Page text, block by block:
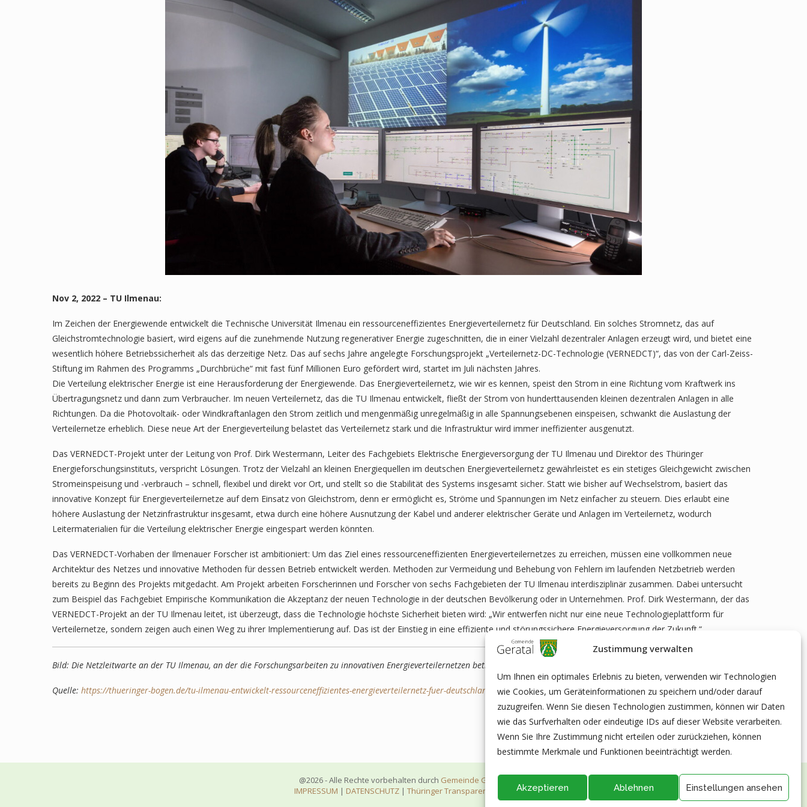
Zustimmung verwalten
Um Ihnen ein optimales Erlebnis zu bieten, verwenden wir Technologien
wie Cookies, um Geräteinformationen zu speichern und/oder darauf
zuzugreifen. Wenn Sie diesen Technologien zustimmen, können wir Daten
wie das Surfverhalten oder eindeutige IDs auf dieser Website verarbeiten.
Wenn Sie Ihre Zustimmung nicht erteilen oder zurückziehen, können
bestimmte Merkmale und Funktionen beeinträchtigt werden.
Akzeptieren Ablehnen Einstellungen ansehen
Nov 2, 2022 – TU Ilmenau:
Im Zeichen der Energiewende entwickelt die Technische Universität Ilmenau ein ressourceneffizientes Energieverteilernetz für Deutschland. Ein solches Stromnetz, das auf
Gleichstromtechnologie basiert, wird eigens auf die zunehmende Nutzung regenerativer Energie zugeschnitten, die in einer Vielzahl dezentraler Anlagen erzeugt wird, und bietet eine
wesentlich höhere Betriebssicherheit als das derzeitige Netz. Das auf sechs Jahre angelegte Forschungsprojekt „Verteilernetz-DC-Technologie (VERNEDCT)“, das von der Carl-Zeiss-
Stiftung im Rahmen des Programms „Durchbrüche“ mit fast fünf Millionen Euro gefördert wird, startet im Juli nächsten Jahres.
Die Verteilung elektrischer Energie ist eine Herausforderung der Energiewende. Das Energieverteilernetz, wie wir es kennen, speist den Strom in eine Richtung vom Kraftwerk ins
Übertragungsnetz und dann zum Verbraucher. Im neuen Verteilernetz, das die TU Ilmenau entwickelt, fließt der Strom von hunderttausenden kleinen dezentralen Anlagen in alle
Richtungen. Da die Photovoltaik- oder Windkraftanlagen den Strom zeitlich und mengenmäßig unregelmäßig in alle Spannungsebenen einspeisen, schwankt die Auslastung der
Verteilernetze erheblich. Diese neue Art der Energieverteilung belastet das Verteilernetz stark und die Infrastruktur wird immer ineffizienter ausgenutzt.
Das VERNEDCT-Projekt unter der Leitung von Prof. Dirk Westermann, Leiter des Fachgebiets Elektrische Energieversorgung der TU Ilmenau und Direktor des Thüringer
Energieforschungsinstituts, verspricht Lösungen. Trotz der Vielzahl an kleinen Energiequellen im deutschen Energieverteilernetz gewährleistet es ein stetiges Gleichgewicht zwischen
Stromeinspeisung und -verbrauch – schnell, flexibel und direkt vor Ort, und stellt so die Stabilität des Systems insgesamt sicher. Statt wie bisher auf Wechselstrom, basiert das
innovative Konzept für Energieverteilernetze auf dem Einsatz von Gleichstrom, denn er ermöglicht es, Ströme und Spannungen im Netz einfacher zu steuern. Dies erlaubt eine
höhere Auslastung der Netzinfrastruktur insgesamt, etwa durch eine höhere Ausnutzung der Kabel und anderer elektrischer Geräte und Anlagen im Verteilernetz, wodurch
Leitermaterialien für die Verteilung elektrischer Energie eingespart werden könnten.
Das VERNEDCT-Vorhaben der Ilmenauer Forscher ist ambitioniert: Um das Ziel eines ressourceneffizienten Energieverteilernetzes zu erreichen, müssen eine vollkommen neue
Architektur des Netzes und innovative Methoden für dessen Betrieb entwickelt werden. Methoden zur Vermeidung und Behebung von Fehlern im laufenden Netzbetrieb werden
bereits zu Beginn des Projekts mitgedacht. Am Projekt arbeiten Forscherinnen und Forscher von sechs Fachgebieten der TU Ilmenau interdisziplinär zusammen. Dabei untersucht
zum Beispiel das Fachgebiet Empirische Kommunikation die Akzeptanz der neuen Technologie in der deutschen Bevölkerung oder in Unternehmen. Prof. Dirk Westermann, der das
VERNEDCT-Projekt an der TU Ilmenau leitet, ist überzeugt, dass die Technologie höchste Sicherheit bieten wird: „Wir entwerfen nicht nur eine neue Technologieplattform für
Verteilernetze, sondern zeigen auch einen Weg zu ihrer Implementierung auf. Das ist der Einstieg in eine effiziente und störungssichere Energieversorgung der Zukunft.“
Bild: Die Netzleitwarte an der TU Ilmenau, an der die Forschungsarbeiten zu innovativen Energieverteilernetzen betrieben werden | © TU Ilmenau/Michael Reichel
Quelle: https://thueringer-bogen.de/tu-ilmenau-entwickelt-ressourceneffizientes-energieverteilernetz-fuer-deutschland/
@2026 - Alle Rechte vorbehalten durch Gemeinde Geratal
IMPRESSUM | DATENSCHUTZ| Thüringer Transparenzportal